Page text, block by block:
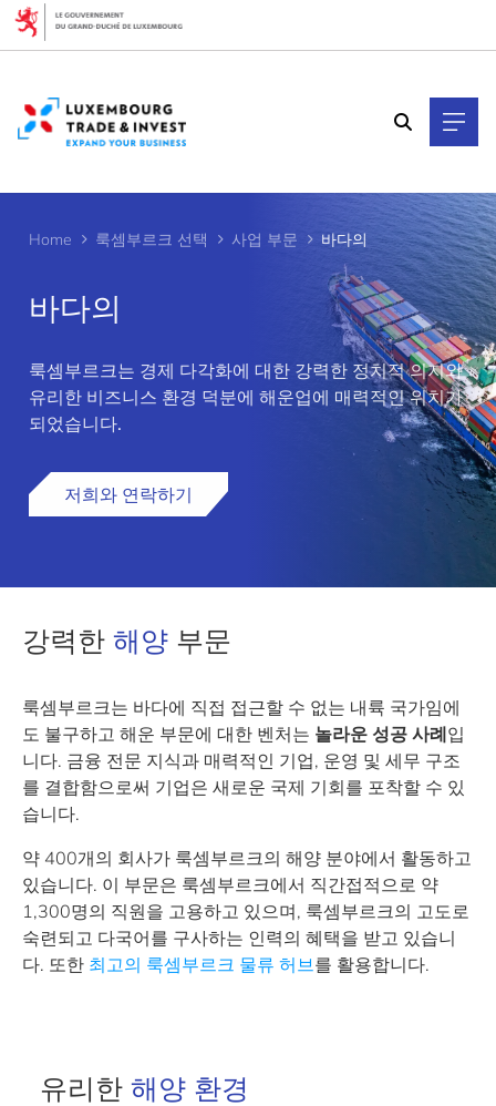
Home 룩셈부르크 선택 사업 부문 바다의
바다의
룩셈부르크는 경제 다각화에 대한 강력한 정치적 의지와
유리한 비즈니스 환경 덕분에 해운업에 매력적인 위치가
되었습니다.
저희와 연락하기
강력한 해양 부문
룩셈부르크는 바다에 직접 접근할 수 없는 내륙 국가임에
도 불구하고 해운 부문에 대한 벤처는 놀라운 성공 사례입
니다. 금융 전문 지식과 매력적인 기업, 운영 및 세무 구조
를 결합함으로써 기업은 새로운 국제 기회를 포착할 수 있
습니다.
약 400개의 회사가 룩셈부르크의 해양 분야에서 활동하고
있습니다. 이 부문은 룩셈부르크에서 직간접적으로 약
1,300명의 직원을 고용하고 있으며, 룩셈부르크의 고도로
숙련되고 다국어를 구사하는 인력의 혜택을 받고 있습니
다. 또한 최고의 룩셈부르크 물류 허브를 활용합니다.
유리한 해양 환경
Cookies management panel